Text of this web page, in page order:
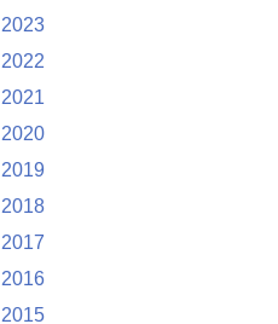
2023
2022
2021
2020
2019
2018
2017
2016
2015